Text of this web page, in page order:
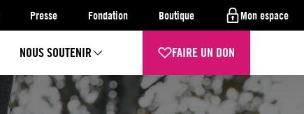
Presse Fondation Boutique Mon espace
NOUS SOUTENIR FAIRE UN DON